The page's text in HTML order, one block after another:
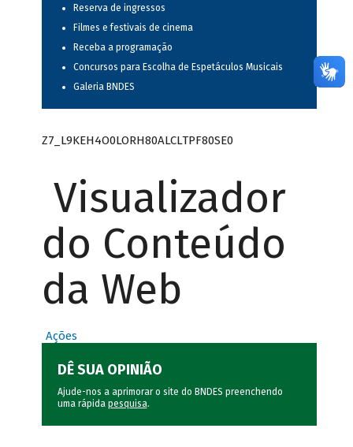
Reserva de ingressos
Filmes e festivais de cinema
Receba a programação
Concursos para Escolha de Espetáculos Musicais
Galeria BNDES
Z7_L9KEH4O0LORH80ALCLTPF80SE0
Visualizador
do Conteúdo
da Web
Ações
DÊ SUA OPINIÃO
Ajude-nos a aprimorar o site do BNDES preenchendo
uma rápida pesquisa.